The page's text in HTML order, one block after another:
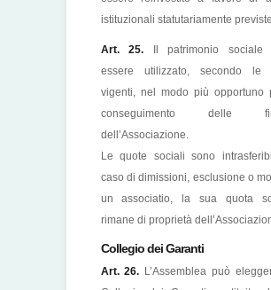
istituzionali statutariamente
Art. 25.
Il patrimonio sociale
essere utilizzato, secondo le
vigenti, nel modo più opportuno
conseguimento delle
dell’Associazione.
Le quote sociali sono
caso di dimissioni, esclusione o
un associatio, la sua quota
rimane di proprietà
Collegio dei Garanti
Art. 26. L’Assemblea può